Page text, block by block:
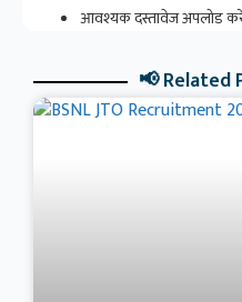
आवश्यक दस्तावेज अपलोड
📢 Related